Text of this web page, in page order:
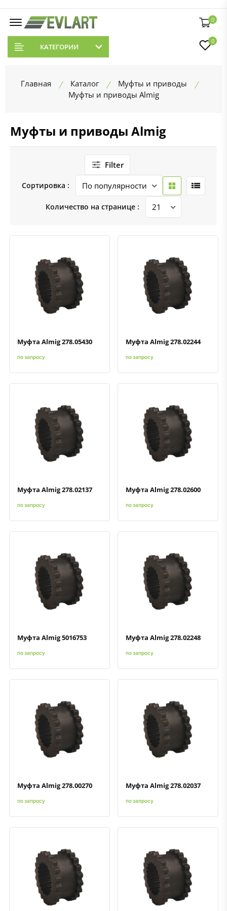
0
КАТЕГОРИИ
0
Главная Каталог
Муфты и приводы
Муфты и приводы Almig
Муфты и приводы Almig
Filter
Сортировка :
Количество на странице :
Быстрый просмотрДобавить к сравнению
Добавить в избранное
Муфта Almig 278.05430
по запросу
Быстрый просмотрДобавить к сравнению
Добавить в избранное
Муфта Almig 278.02244
по запросу
Быстрый просмотрДобавить к сравнению
Добавить в избранное
Муфта Almig 278.02137
по запросу
Быстрый просмотрДобавить к сравнению
Добавить в избранное
Муфта Almig 278.02600
по запросу
Быстрый просмотрДобавить к сравнению
Добавить в избранное
Муфта Almig 5016753
по запросу
Быстрый просмотрДобавить к сравнению
Добавить в избранное
Муфта Almig 278.02248
по запросу
Быстрый просмотрДобавить к сравнению
Добавить в избранное
Муфта Almig 278.00270
по запросу
Быстрый просмотрДобавить к сравнению
Добавить в избранное
Муфта Almig 278.02037
по запросу
Быстрый просмотрДобавить к сравнению
Добавить в избранное Быстрый просмотрДобавить к сравнению
Добавить в избранное